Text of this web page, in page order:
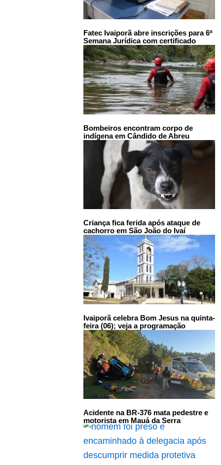
Fatec Ivaiporã abre inscrições para 6ª
Semana Jurídica com certificado
Bombeiros encontram corpo de
indígena em Cândido de Abreu
Criança fica ferida após ataque de
cachorro em São João do Ivaí
Ivaiporã celebra Bom Jesus na quinta-
feira (06); veja a programação
Acidente na BR-376 mata pedestre e
motorista em Mauá da Serra